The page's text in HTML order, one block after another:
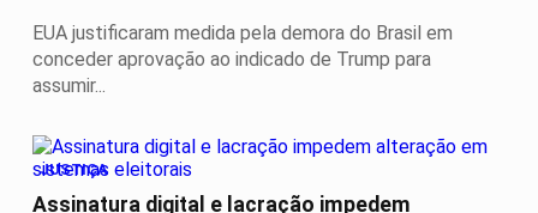
EUA justificaram medida pela demora do Brasil em
conceder aprovação ao indicado de Trump para
assumir...
JUSTIÇA
Assinatura digital e lacração impedem